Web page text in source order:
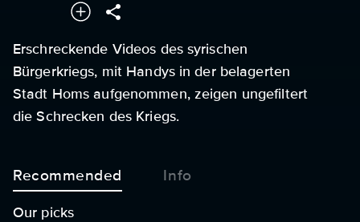
Erschreckende Videos des syrischen
Bürgerkriegs, mit Handys in der belagerten
Stadt Homs aufgenommen, zeigen ungefiltert
die Schrecken des Kriegs.
Recommended Info
Our picks